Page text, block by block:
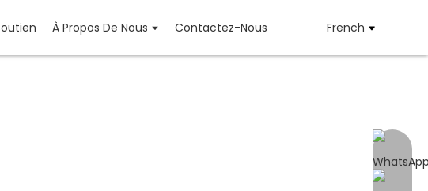
À Propos De Nous Contactez-Nous French